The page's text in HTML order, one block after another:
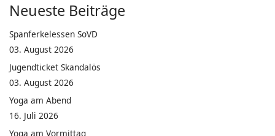
Neueste Beiträge
Spanferkelessen SoVD
03. August 2026
Jugendticket Skandalös
03. August 2026
Yoga am Abend
16. Juli 2026
Yoga am Vormittag